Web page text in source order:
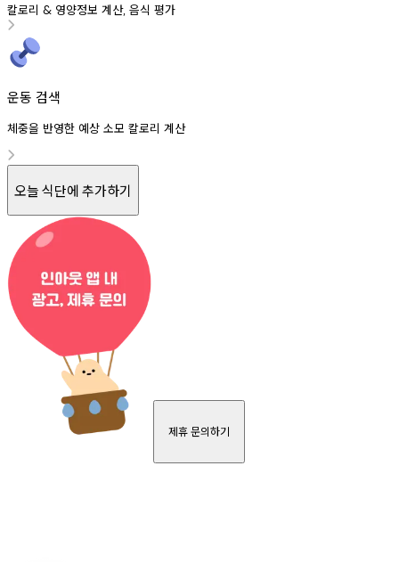
칼로리 & 영양정보 계산, 음식 평가
운동 검색
체중을 반영한 예상 소모 칼로리 계산
오늘 식단에 추가하기
제휴 문의하기